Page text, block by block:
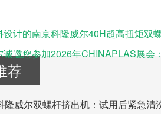
设计的南京科隆威尔40H超高扭矩双
诚邀您参加2026年CHINAPLAS展会
荐
隆威尔双螺杆挤出机：试用后紧急清